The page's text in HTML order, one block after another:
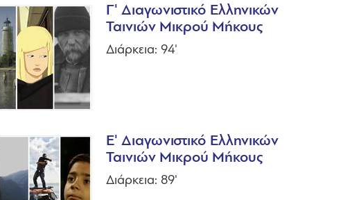
Γ' Διαγωνιστικό Ελληνικών
Ταινιών Μικρού Μήκους
Διάρκεια: 94'
Ε' Διαγωνιστικό Ελληνικών
Ταινιών Μικρού Μήκους
Διάρκεια: 89'